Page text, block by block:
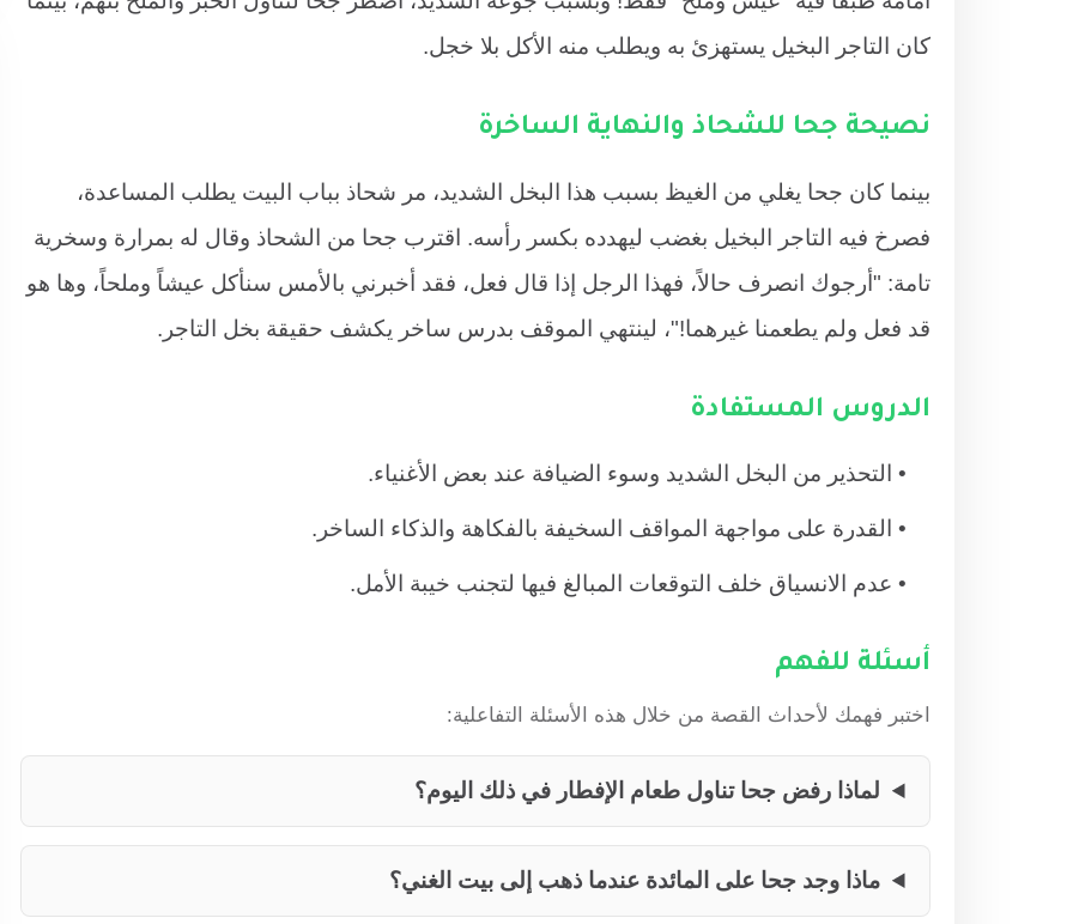
كان التاجر البخيل يستهزئ به ويطلب منه الأكل بلا خجل.
نصيحة جحا للشحاذ والنهاية الساخرة
بينما كان جحا يغلي من الغيظ بسبب هذا البخل الشديد، مر شحاذ بباب البيت يطلب المساعدة،
فصرخ فيه التاجر البخيل بغضب ليهدده بكسر رأسه. اقترب جحا من الشحاذ وقال له بمرارة وسخرية
تامة: "أرجوك انصرف حالاً، فهذا الرجل إذا قال فعل، فقد أخبرني بالأمس سنأكل عيشاً وملحاً، وها هو
قد فعل ولم يطعمنا غيرهما!"، لينتهي الموقف بدرس ساخر يكشف حقيقة بخل التاجر.
الدروس المستفادة
التحذير من البخل الشديد وسوء الضيافة عند بعض الأغنياء.
القدرة على مواجهة المواقف السخيفة بالفكاهة والذكاء الساخر.
عدم الانسياق خلف التوقعات المبالغ فيها لتجنب خيبة الأمل.
أسئلة للفهم
اختبر فهمك لأحداث القصة من خلال هذه الأسئلة التفاعلية:
لماذا رفض جحا تناول طعام الإفطار في ذلك اليوم؟
ماذا وجد جحا على المائدة عندما ذهب إلى بيت الغني؟